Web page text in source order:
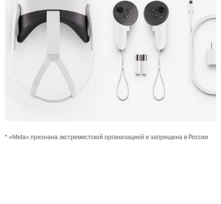
* «Meta» признана экстремистской организацией и запрещена в России